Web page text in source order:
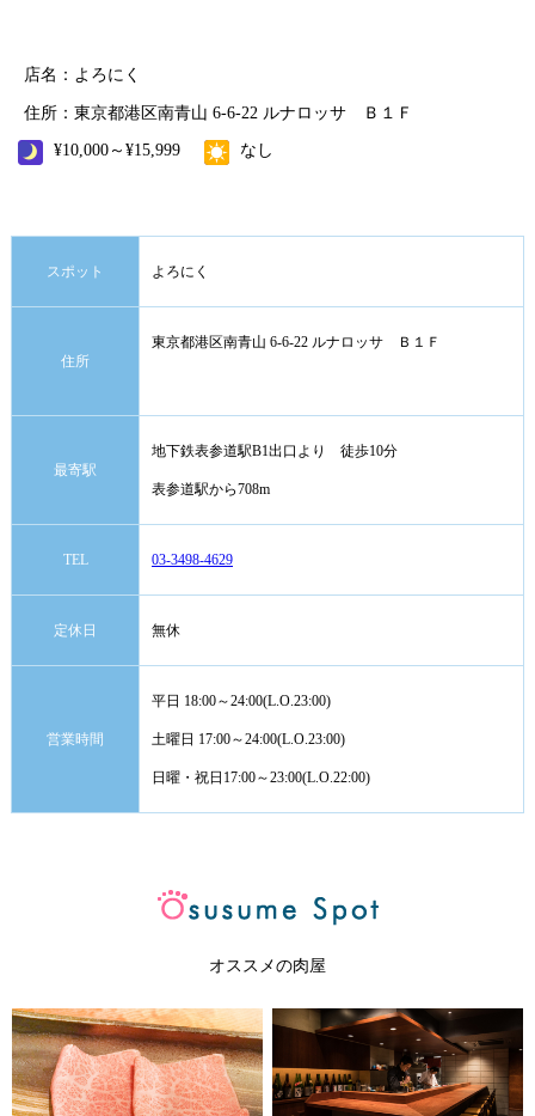
店名：よろにく
住所：東京都港区南青山 6-6-22 ルナロッサ Ｂ１Ｆ
¥10,000～¥15,999
なし
スポット よろにく
住所
東京都港区南青山 6-6-22 ルナロッサ Ｂ１Ｆ
最寄駅
地下鉄表参道駅B1出口より 徒歩10分
表参道駅から708m
TEL 03-3498-4629
定休日 無休
営業時間
平日 18:00～24:00(L.O.23:00)
土曜日 17:00～24:00(L.O.23:00)
日曜・祝日17:00～23:00(L.O.22:00)
オススメの肉屋